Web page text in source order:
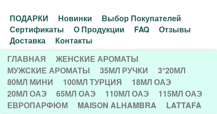
т
е
р
н
е
Д
о
п
о
л
н
ПОДАРКИ Новинки
Выбор Покупателей
Сертификаты
О Продукции FAQ
Отзывы
Доставка
Контакты
Л
А
ГЛАВНАЯ
ЖЕНСКИЕ АРОМАТЫ
МУЖСКИЕ АРОМАТЫ
35МЛ РУЧКИ
3*20МЛ
80МЛ МИНИ
100МЛ ТУРЦИЯ
18МЛ ОАЭ
20МЛ ОАЭ
65МЛ ОАЭ 110МЛ ОАЭ
115МЛ ОАЭ
ЕВРОПАРФЮМ
MAISON ALHAMBRA LATTAFA